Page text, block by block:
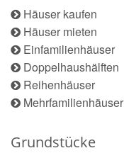
Häuser kaufen
Häuser mieten
Einfamilienhäuser
Doppelhaushälften
Reihenhäuser
Mehrfamilienhäuser
Grundstücke